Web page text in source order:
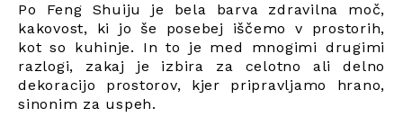
Po Feng Shuiju je bela barva zdravilna moč,
kakovost, ki jo še posebej iščemo v prostorih,
kot so kuhinje. In to je med mnogimi drugimi
razlogi, zakaj je izbira za celotno ali delno
dekoracijo prostorov, kjer pripravljamo hrano,
sinonim za uspeh.